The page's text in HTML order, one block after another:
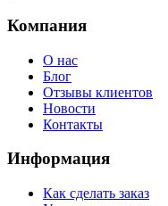
Компания
О нас
Блог
Отзывы клиентов
Новости
Контакты
Информация
Как сделать заказ